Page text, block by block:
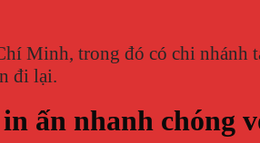
Minh, trong đó có chi nhánh
đi lại.
ấn nhanh chóng